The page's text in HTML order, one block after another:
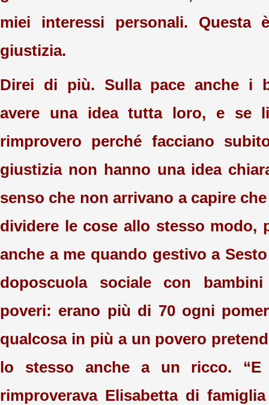
miei interessi personali.
giustizia.
Direi di più. Sulla pace anche i
avere una idea tutta loro, e se
rimprovero perché facciano
giustizia non hanno una idea
senso che non arrivano a capire
dividere le cose allo stesso modo,
anche a me quando gestivo a
doposcuola sociale con
poveri: erano più di 70 ogni
qualcosa in più a un povero
lo stesso anche a un ricco.
rimproverava Elisabetta di